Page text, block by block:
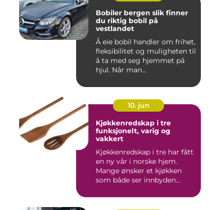
Bobiler bergen slik finner
du riktig bobil på
vestlandet
Å eie bobil handler om frihet,
fleksibilitet og muligheten til
å ta med seg hjemmet på
hjul. Når man...
10. jun
Kjøkkenredskap i tre
funksjonelt, varig og
vakkert
Kjøkkenredskap i tre har fått
en ny vår i norske hjem.
Mange ønsker et kjøkken
som både ser innbyden...